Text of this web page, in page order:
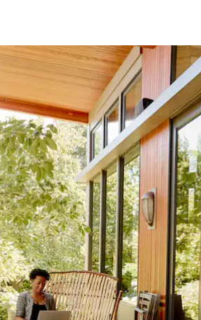
le bas pour les parcourir ou en appuyant